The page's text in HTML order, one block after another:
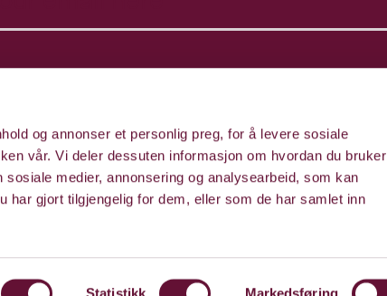
og annonser et personlig preg, for å levere sosiale
vår. Vi deler dessuten informasjon om hvordan du bruker
medier, annonsering og analysearbeid, som kan
har gjort tilgjengelig for dem, eller som de har samlet inn
Statistikk Markedsføring